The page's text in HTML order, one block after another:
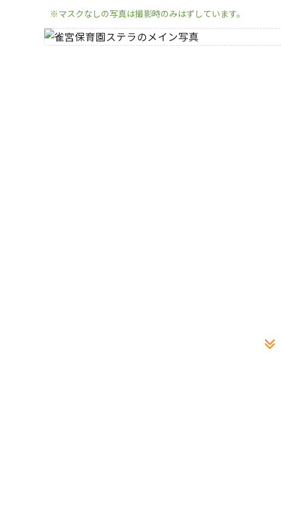
※マスクなしの写真は撮影時のみはずしています。